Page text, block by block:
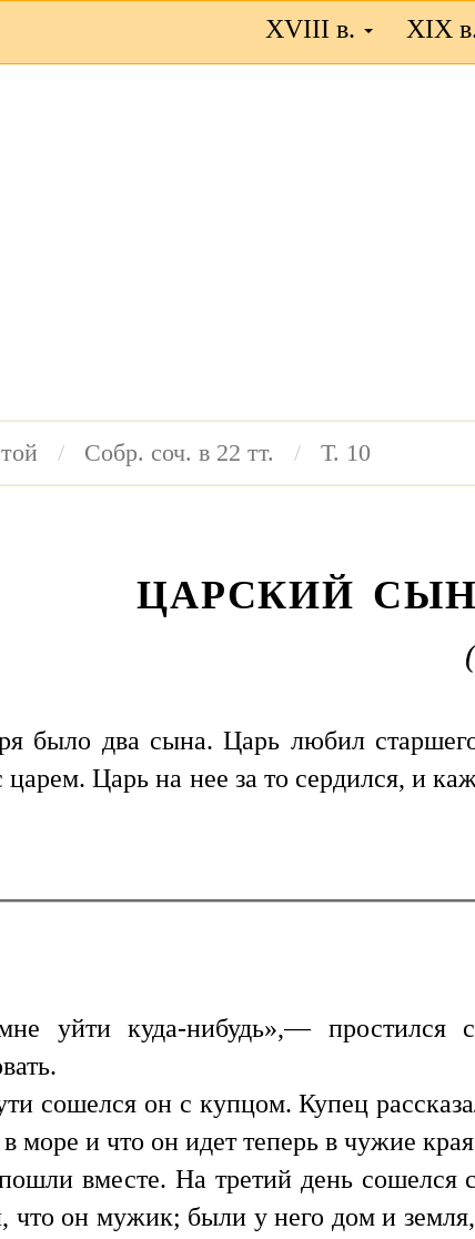
XVIII в. XIX
Собр. соч. в 22 тт. Т. 10
ЦАРСКИЙ
было два сына. Царь любил
царем. Царь на нее за то сердился, и
уйти куда-нибудь»,—
сошелся он с купцом. Купец
море и что он идет теперь в чужие
вместе. На третий день
что он мужик; были у него дом и